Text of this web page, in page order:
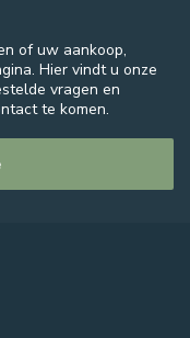
of uw aankoop,
Hier vindt u onze
vragen en
te komen.